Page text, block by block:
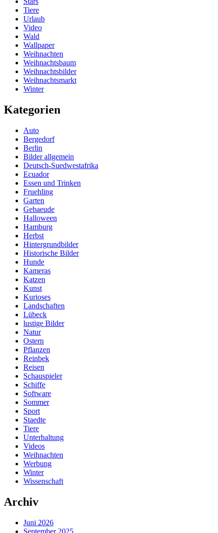
Tiere
Urlaub
Video
Wald
Wallpaper
Weihnachten
Weihnachtsbaum
Weihnachtsbilder
Weihnachtsmarkt
Winter
Kategorien
Auto
Bergedorf
Berlin
Bilder allgemein
Deutsch-Suedwestafrika
Ecuador
Essen und Trinken
Fruehling
Garten
Gebaeude
Halloween
Hamburg
Herbst
Hintergrundbilder
Historische Bilder
Hunde
Kameras
Katzen
Kunst
Kurioses
Landschaften
Lübeck
lustige Bilder
Natur
Ostern
Pflanzen
Reinbek
Reisen
Schauspieler
Schiffe
Software
Sommer
Sport
Staedte
Tiere
Unterhaltung
Videos
Weihnachten
Werbung
Winter
Wissenschaft
Archiv
Juni 2026
September 2025